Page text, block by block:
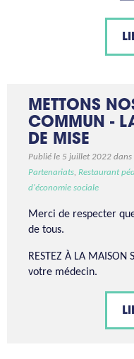
METTONS
COMMUN -
DE MISE
Publié le 5 juillet 2022 dans
Partenariats, Restaurant
d'économie sociale
Merci de respecter
de tous.
RESTEZ À LA MAISON
votre médecin.